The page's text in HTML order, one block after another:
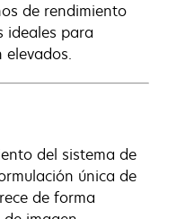
de rendimiento
ideales para
elevados.
del sistema de
única de
de forma